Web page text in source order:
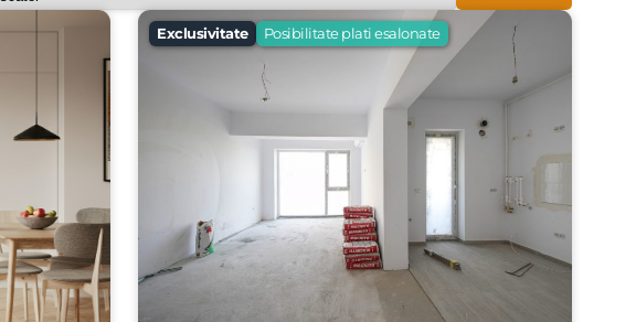
Exclusivitate Posibilitate plati esalonate